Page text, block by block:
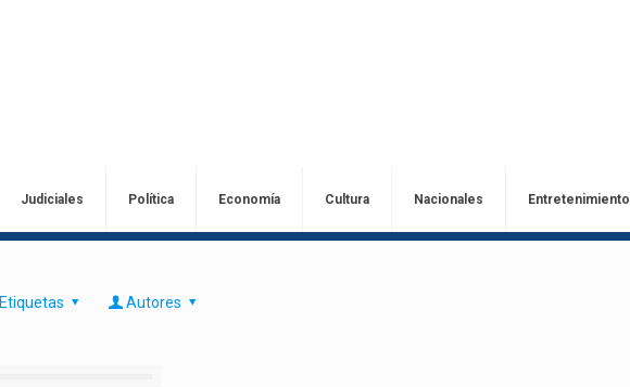
Judiciales Política Economía Cultura Nacionales Entretenimiento
Etiquetas Autores